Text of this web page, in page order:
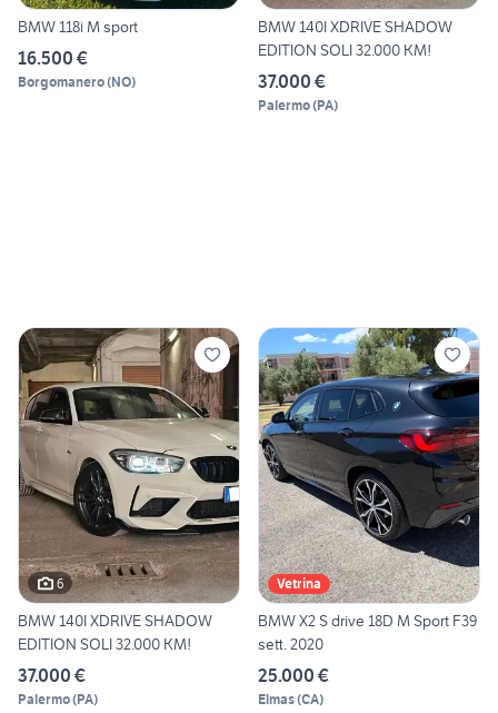
BMW 118i M sport
16.500 €
Borgomanero(NO)
BMW 140I XDRIVE SHADOW
EDITION SOLI 32.000 KM!
37.000 €
Palermo(PA)
6
BMW 140I XDRIVE SHADOW
EDITION SOLI 32.000 KM!
37.000 €
Palermo(PA)
Vetrina
BMW X2 S drive 18D M Sport F39
sett. 2020
25.000 €
Elmas(CA)